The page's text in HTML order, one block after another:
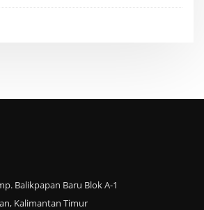
Balikpapan Baru Blok A-1
Kalimantan Timur